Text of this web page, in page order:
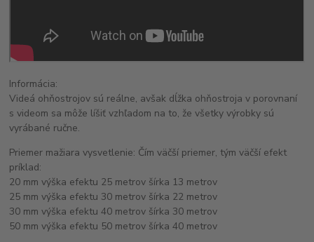
Informácia:
Videá ohňostrojov sú reálne, avšak dĺžka ohňostroja v porovnaní
s videom sa môže líšiť vzhľadom na to, že všetky výrobky sú
vyrábané ručne.
Priemer mažiara vysvetlenie: Čím väčší priemer, tým väčší efekt
príklad:
20 mm výška efektu 25 metrov šírka 13 metrov
25 mm výška efektu 30 metrov šírka 22 metrov
30 mm výška efektu 40 metrov šírka 30 metrov
50 mm výška efektu 50 metrov šírka 40 metrov